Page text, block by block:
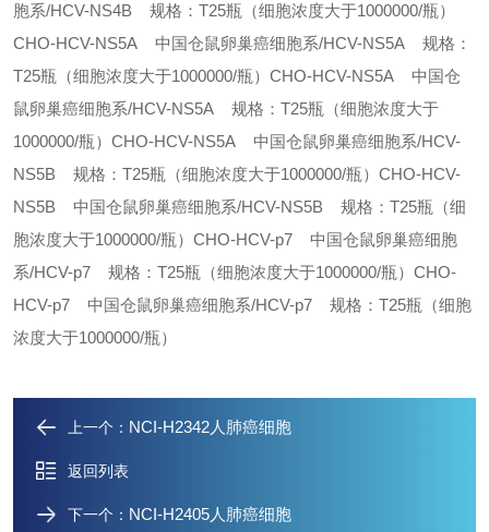
胞系/HCV-NS4B 规格：T25瓶（细胞浓度大于1000000/瓶）
CHO-HCV-NS5A 中国仓鼠卵巢癌细胞系/HCV-NS5A 规格：
T25瓶（细胞浓度大于1000000/瓶） CHO-HCV-NS5A 中国仓
鼠卵巢癌细胞系/HCV-NS5A 规格：T25瓶（细胞浓度大于
1000000/瓶） CHO-HCV-NS5A 中国仓鼠卵巢癌细胞系/HCV-
NS5B 规格：T25瓶（细胞浓度大于1000000/瓶） CHO-HCV-
NS5B 中国仓鼠卵巢癌细胞系/HCV-NS5B 规格：T25瓶（细
胞浓度大于1000000/瓶） CHO-HCV-p7 中国仓鼠卵巢癌细胞
系/HCV-p7 规格：T25瓶（细胞浓度大于1000000/瓶） CHO-
HCV-p7 中国仓鼠卵巢癌细胞系/HCV-p7 规格：T25瓶（细胞
浓度大于1000000/瓶）
上一个： NCI-H2342人肺癌细胞
返回列表
下一个： NCI-H2405人肺癌细胞